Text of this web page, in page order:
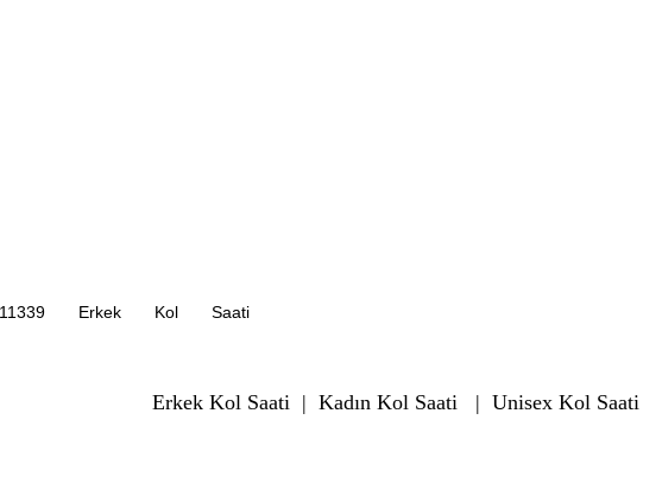
Erkek Kol Saati
Erkek Kol Saati | Kadın Kol Saati | Unisex Kol Saati